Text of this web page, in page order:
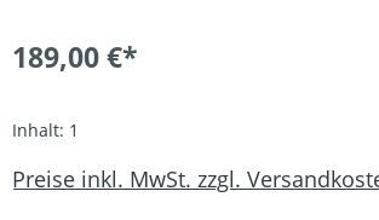
189,00 €*
Inhalt: 1
Preise inkl. MwSt. zzgl.